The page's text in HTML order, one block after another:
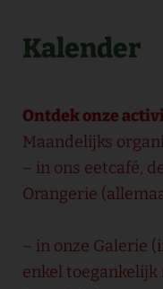
Kalender
Ontdek onze
Maandelijks
– in ons eetcafé,
Orangerie
– in onze Galerie
enkel